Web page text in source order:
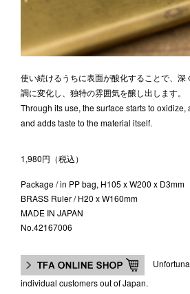
使い続けるうちに表面が酸化することで、深
調に変化し、独特の雰囲気を醸し出します。
Through its use, the surface starts to
and adds taste to the material itself.
1,980円（税込）
Package / in PP bag, H105 x W200 x D3mm
BRASS Ruler / H20 x W160mm
MADE IN JAPAN
No.42167006
individual customers out of Japan.